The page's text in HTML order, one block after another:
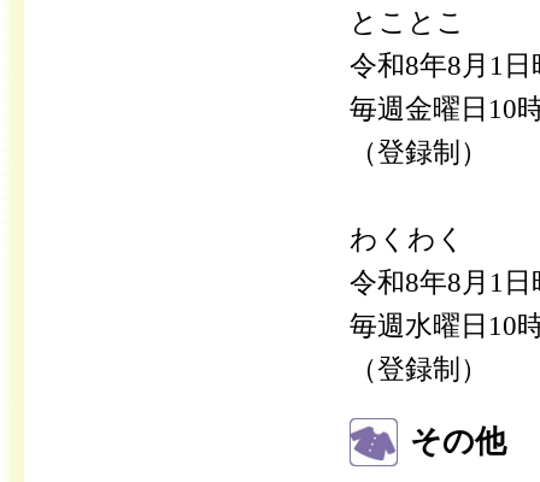
とことこ
令和8年8月1
毎週金曜日10
（登録制）
わくわく
令和8年8月1
毎週水曜日10
（登録制）
その他